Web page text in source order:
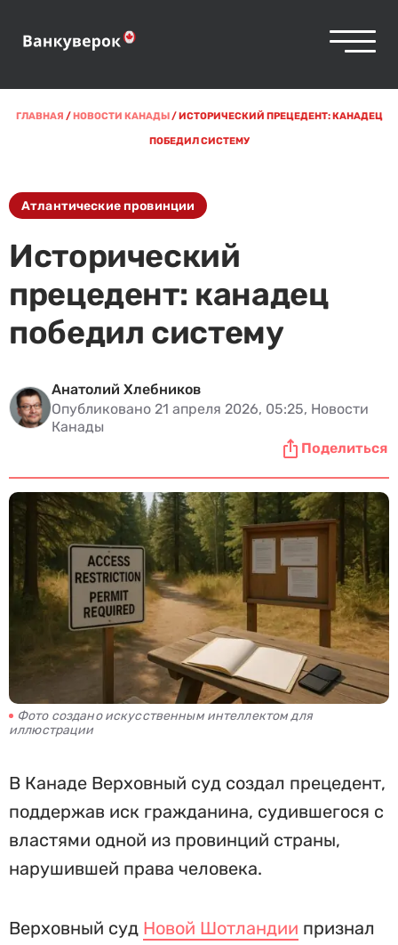
ГЛАВНАЯ /НОВОСТИ КАНАДЫ/ИСТОРИЧЕСКИЙ ПРЕЦЕДЕНТ: КАНАДЕЦ
ПОБЕДИЛ СИСТЕМУ
Атлантические провинции
Исторический
прецедент: канадец
победил систему
Анатолий Хлебников
Опубликовано 21 апреля 2026, 05:25, Новости
Канады
Поделиться
Фото создано искусственным интеллектом для
иллюстрации
В Канаде Верховный суд создал прецедент,
поддержав иск гражданина, судившегося с
властями одной из провинций страны,
нарушившей права человека.
Верховный суд Новой Шотландии признал